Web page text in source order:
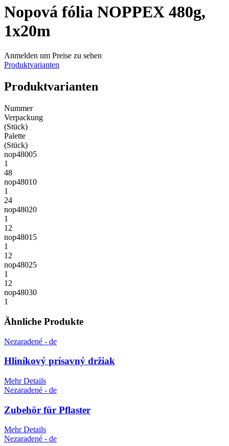
Nopová fólia NOPPEX 480g,
1x20m
Anmelden um Preise zu sehen
Produktvarianten
Produktvarianten
Nummer
Verpackung
(Stück)
Palette
(Stück)
nop48005
1
48
nop48010
1
24
nop48020
1
12
nop48015
1
12
nop48025
1
12
nop48030
1
Ähnliche Produkte
Nezaradené - de
Hliníkový prísavný držiak
Mehr Details
Nezaradené - de
Zubehör für Pflaster
Mehr Details
Nezaradené - de